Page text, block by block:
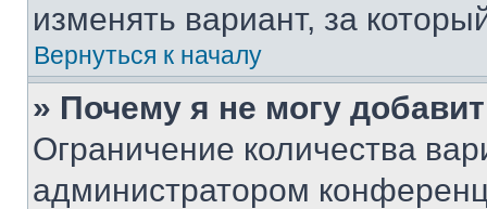
изменять вариант, за
Вернуться к началу
» Почему я не могу
Ограничение количества
администратором